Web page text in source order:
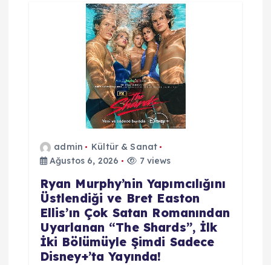
admin
Kültür & Sanat
Ağustos 6, 2026
7 views
Ryan Murphy’nin Yapımcılığını
Üstlendiği ve Bret Easton
Ellis’ın Çok Satan Romanından
Uyarlanan “The Shards”, İlk
İki Bölümüyle Şimdi Sadece
Disney+’ta Yayında!